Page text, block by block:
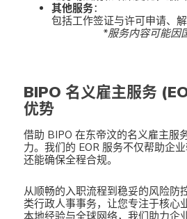
其他服务：
包括工作签证与许可申请、
*服务内容可能因
BIPO 名义雇主服务
优势
借助 BIPO 在东帝汶的名义雇主服
力。我们的 EOR 服务不仅帮助企业
还能确保全程合规。
从顺畅的入职流程到稳妥的风险防
类行政人事事务，让您专注于核心